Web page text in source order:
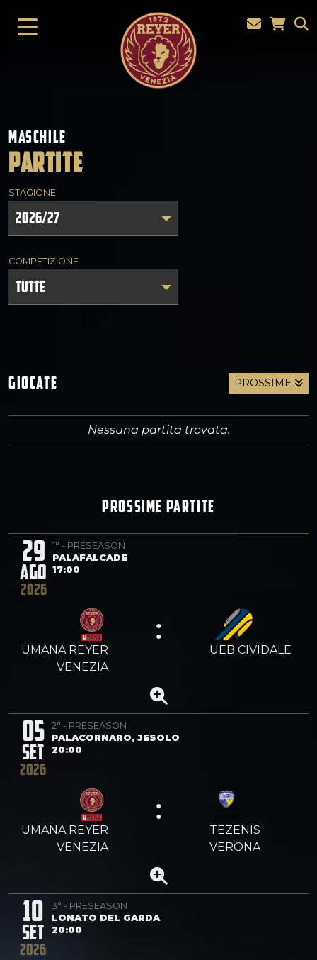
MASCHILE
PARTITE
STAGIONE
2026/27
COMPETIZIONE
TUTTE
GIOCATE PROSSIME
Nessuna partita trovata.
PROSSIME PARTITE
29
AGO
2026
1° - PRESEASON
PALAFALCADE
17:00
UMANA REYER
VENEZIA
:
UEB CIVIDALE
05
SET
2026
2° - PRESEASON
PALACORNARO, JESOLO
20:00
UMANA REYER
VENEZIA
:
TEZENIS
VERONA
10
SET
2026
3° - PRESEASON
LONATO DEL GARDA
20:00